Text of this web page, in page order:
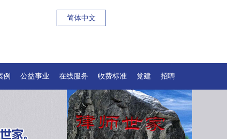
简体中文
例 公益事业 在线服务 收费标准 党建 招聘